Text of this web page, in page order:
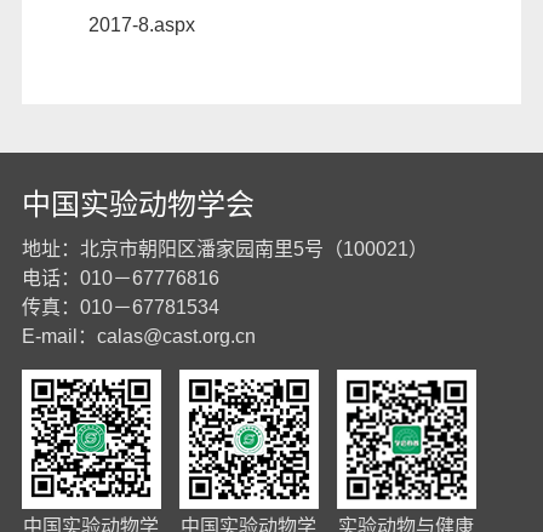
2017-8.aspx
中国实验动物学会
地址：北京市朝阳区潘家园南里5号（100021）
电话：010－67776816
传真：010－67781534
E-mail： calas@cast.org.cn
中国实验动物学
中国实验动物学
实验动物与健康